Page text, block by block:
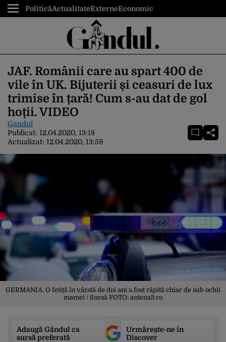
PoliticăActualitateExterneEconomic
JAF. Românii care au spart 400 de
vile în UK. Bijuterii și ceasuri de lux
trimise în țară! Cum s-au dat de gol
hoții. VIDEO
Gandul
Publicat: 12.04.2020, 13:18
Actualizat: 12.04.2020, 13:59
GERMANIA. O fetiță în vârstă de doi ani a fost răpită chiar de sub ochii
mamei / Sursă FOTO: antena3.ro
Adaugă Gândul ca
sursă preferată
Urmărește-ne în
Discover